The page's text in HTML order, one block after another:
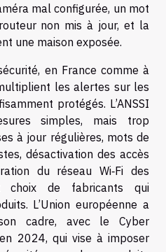
mal configurée, un mot
non mis à jour, et la
une maison exposée.
en France comme à
les alertes sur les
protégés. L’ANSSI
simples, mais trop
à jour régulières, mots de
désactivation des accès
du réseau Wi‑Fi des
choix de fabricants qui
L’Union européenne a
cadre, avec le Cyber
2024, qui vise à imposer